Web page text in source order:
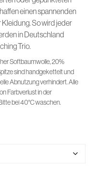
einen spannenden
So wird jeder
in Deutschland
Trio.
Softbaumwolle, 20%
sind handgekettelt und
Abnutzung verhindert. Alle
Farbverlust in der
bei 40°C waschen.